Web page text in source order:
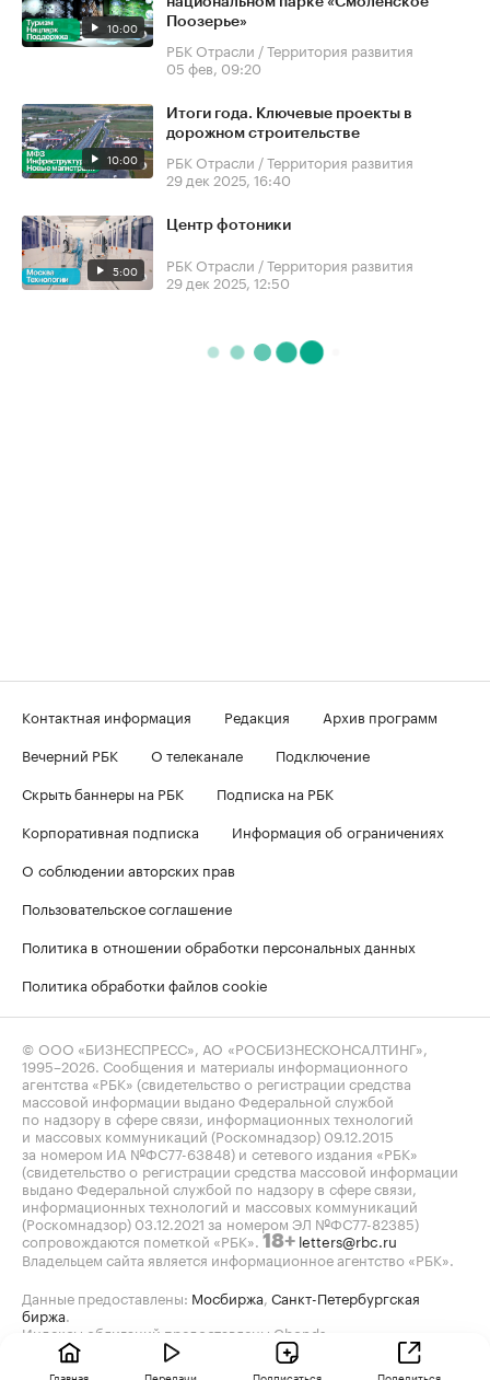
10:00
Поозерье»
РБК Отрасли / Территория развития
05 фев, 09:20
10:00
Итоги года. Ключевые проекты в
дорожном строительстве
РБК Отрасли / Территория развития
29 дек 2025, 16:40
5:00
Центр фотоники
РБК Отрасли / Территория развития
29 дек 2025, 12:50
Контактная информация Редакция
Архив программ
Вечерний РБК
О телеканале
Подключение
Скрыть баннеры на РБК
Подписка на РБК
Корпоративная подписка
Информация об ограничениях
О соблюдении авторских прав
Пользовательское соглашение
Политика в отношении обработки персональных данных
Политика обработки файлов cookie
© ООО «БИЗНЕСПРЕСС», АО «РОСБИЗНЕСКОНСАЛТИНГ»,
1995–2026 . Сообщения и материалы информационного
агентства «РБК» (свидетельство о регистрации средства
массовой информации выдано Федеральной службой
по надзору в сфере связи, информационных технологий
и массовых коммуникаций (Роскомнадзор) 09.12.2015
за номером ИА №ФС77-63848) и сетевого издания «РБК»
(свидетельство о регистрации средства массовой информации
выдано Федеральной службой по надзору в сфере связи,
информационных технологий и массовых коммуникаций
(Роскомнадзор) 03.12.2021 за номером ЭЛ №ФС77-82385)
сопровождаются пометкой «РБК». 18+ letters@rbc.ru
Владельцем сайта является информационное агентство «РБК».
Данные предоставлены: Мосбиржа Санкт-Петербургская
биржа
Индексы облигаций предоставлены Cbonds.